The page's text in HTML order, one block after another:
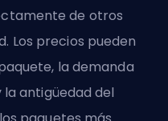
de otros
Los precios pueden
la demanda
la antigüedad del